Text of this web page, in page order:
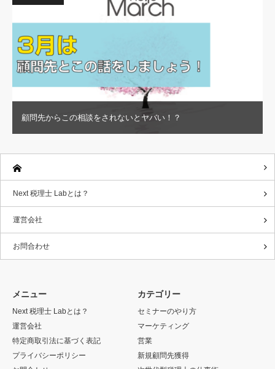
顧問先からこの相談をされないとヤバい！？
Next 税理士 Labとは？
運営会社
お問合わせ
メニュー
Next 税理士 Labとは？
運営会社
特定商取引法に基づく表記
プライバシーポリシー
カテゴリー
セミナーのやり方
マーケティング
営業
新規顧問先獲得